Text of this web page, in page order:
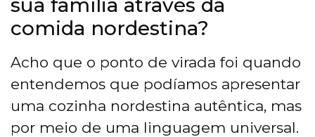
comida nordestina?
Acho que o ponto de virada foi quando
entendemos que podíamos apresentar
uma cozinha nordestina autêntica, mas
por meio de uma linguagem universal.